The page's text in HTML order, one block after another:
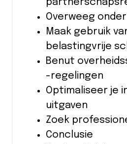
Overweeg
Maak gebruik
belastingvrije
Benut
-regelingen
Optimaliseer je
uitgaven
Zoek
Conclusie